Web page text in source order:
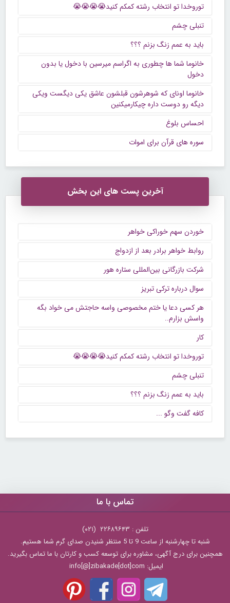
توروخدا تو انتخاب رشته کمکم کنید😭😭😭😭
تنبلی چشم
باید به عمم زنگ بزنم ؟؟؟
خانوما شما ها چطوری به اگراسم میرسین با دخول یا بدون
دخول
خانوما اونای که شوهرشون قبلشون عاشق یکی دیگست ویکی
دیگه رو دوست داره چیکارمیکنین
احساس بلوغ
سوره های قرآن برای اموات
آخرین پست های این بخش
خوردن سهم خوراکی خواهر
روابط خواهر برادر بعد از ازدواج
شرکت بازرگانی بین‌المللی ستاره هور
سوال درباره ترکی تبریز
هر کسی دعا یا ختم مخصوصی واسه حاجتش می خواد بگه
واسش بزارم..
کار
توروخدا تو انتخاب رشته کمکم کنید😭😭😭😭
تنبلی چشم
باید به عمم زنگ بزنم ؟؟؟
كافه گفت وگو ...
تماس با ما
تلفن : ۲۲۶۸۹۶۴۳ (۰۲۱)
شنبه تا چهارشنبه از ساعت 9 تا 5 منتظر شنیدن صدای گرم شما هستیم.
همچنین برای درج آگهی، مشاوره برای توسعه کسب و کارتان با ما تماس بگیرید.
ایمیل: info[@]zibakade[dot]com